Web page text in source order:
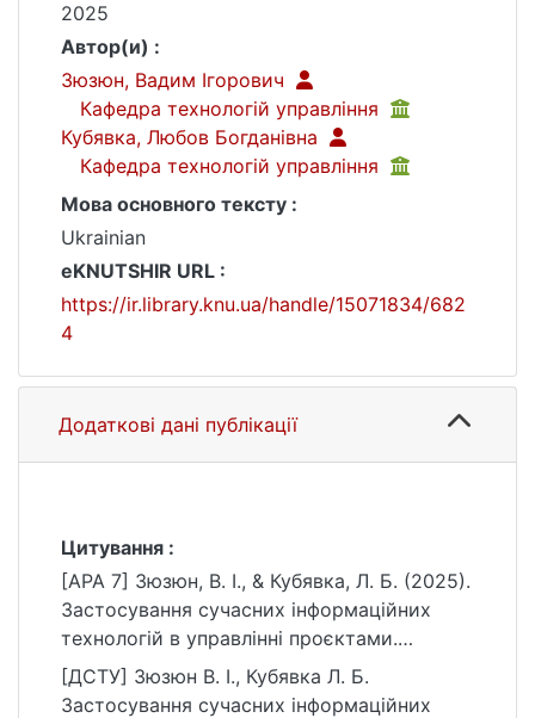
2025
Автор(и) :
Зюзюн, Вадим Ігорович
Кафедра технологій управління
Кубявка, Любов Богданівна
Кафедра технологій управління
Мова основного тексту :
Ukrainian
eKNUTSHIR URL :
https://ir.library.knu.ua/handle/15071834/682
4
Додаткові дані публікації
Цитування :
[APA 7] Зюзюн, В. І., & Кубявка, Л. Б. (2025).
Застосування сучасних інформаційних
технологій в управлінні проєктами.
https://ir.library.knu.ua/handle/15071834/682
4
[ДСТУ] Зюзюн В. І., Кубявка Л. Б.
Застосування сучасних інформаційних